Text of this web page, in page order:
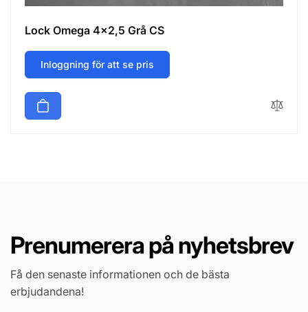
Lock Omega 4x2,5 Grå CS
Inloggning för att se pris
Prenumerera på nyhetsbrev
Få den senaste informationen och de bästa
erbjudandena!